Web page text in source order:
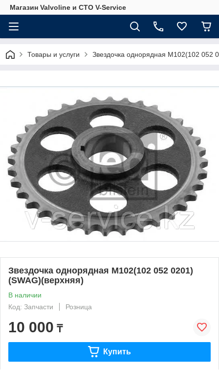
Магазин Valvoline и СТО V-Service
Товары и услуги Звездочка однорядная M102(102 052
Звездочка однорядная M102(102 052 0201)
(SWAG)(верхняя)
В наличии
Код: Запчасти
Розница
10 000 ₸
Купить